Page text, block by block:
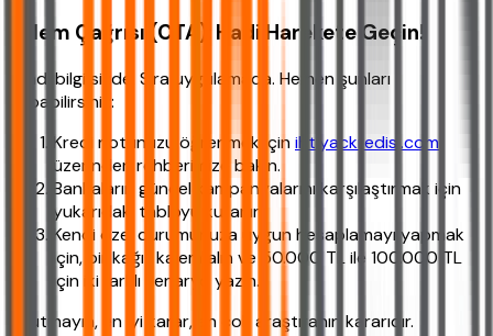
Eylem Çağrısı (CTA): Hadi Harekete Geçin!
Şimdi bilgi sizde. Sıra uygulamada. Hemen şunları
yapabilirsiniz:
Kredi notunuzu öğrenmek içinihtiyackredisi.com
üzerinden rehberimize bakın.
Bankaların güncel kampanyalarını karşılaştırmak için
yukarıdaki tabloyu kullanın.
Kendi özel durumunuza uygun hesaplamayı yapmak
için, bir kağıt kalem alın ve 50.000 TL ile 100.000 TL
için iki farklı senaryo yazın.
Unutmayın, en iyi karar, en çok araştıranın kararıdır.